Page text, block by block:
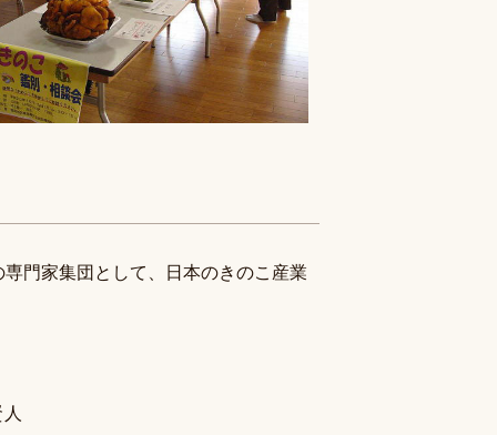
門家集団として、日本のきのこ産業